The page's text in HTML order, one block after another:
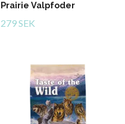
Prairie Valpfoder
279 SEK